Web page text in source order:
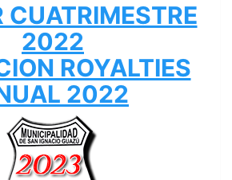
CUATRIMESTRE
2022
ROYALTIES
2022